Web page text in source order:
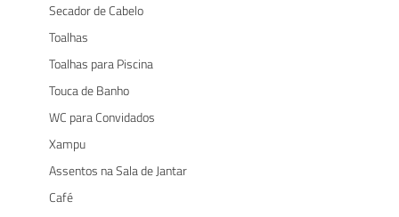
Secador de Cabelo
Toalhas
Toalhas para Piscina
Touca de Banho
WC para Convidados
Xampu
Assentos na Sala de Jantar
Café